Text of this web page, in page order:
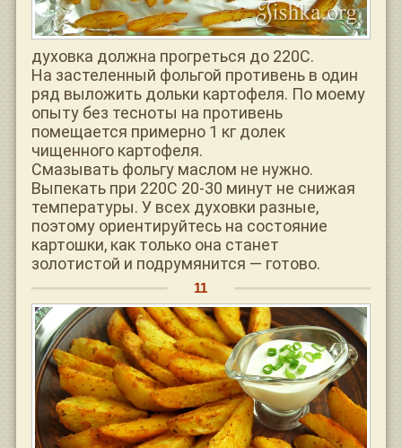
духовка должна прогреться до 220С.
На застеленный фольгой противень в один
ряд выложить дольки картофеля. По моему
опыту без тесноты на противень
помещается примерно 1 кг долек
чищенного картофеля.
Смазывать фольгу маслом не нужно.
Выпекать при 220С 20-30 минут не снижая
температуры. У всех духовки разные,
поэтому ориентируйтесь на состояние
картошки, как только она станет
золотистой и подрумянится — готово.